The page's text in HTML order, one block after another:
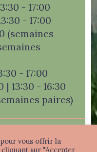
- 17:00
- 17:00
(semaines
- 17:00
13:30 - 16:30
paires)
vous offrir la
sur "Accepter